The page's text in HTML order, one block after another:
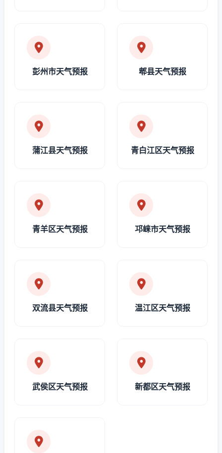
彭州市天气预报 郫县天气预报
蒲江县天气预报 青白江区天气预报
青羊区天气预报 邛崃市天气预报
双流县天气预报 温江区天气预报
武侯区天气预报 新都区天气预报